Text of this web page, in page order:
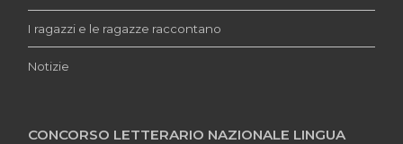
I ragazzi e le ragazze raccontano
Notizie
CONCORSO LETTERARIO NAZIONALE LINGUA